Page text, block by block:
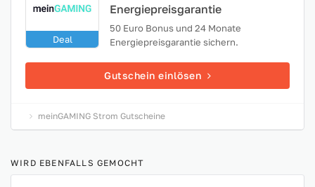
Deal
Energiepreisgarantie
50 Euro Bonus und 24 Monate
Energiepreisgarantie sichern.
Gutschein einlösen
meinGAMING Strom Gutscheine
WIRD EBENFALLS GEMOCHT